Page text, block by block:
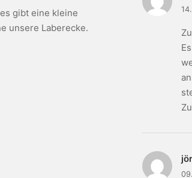
gibt eine kleine
unsere Laberecke.